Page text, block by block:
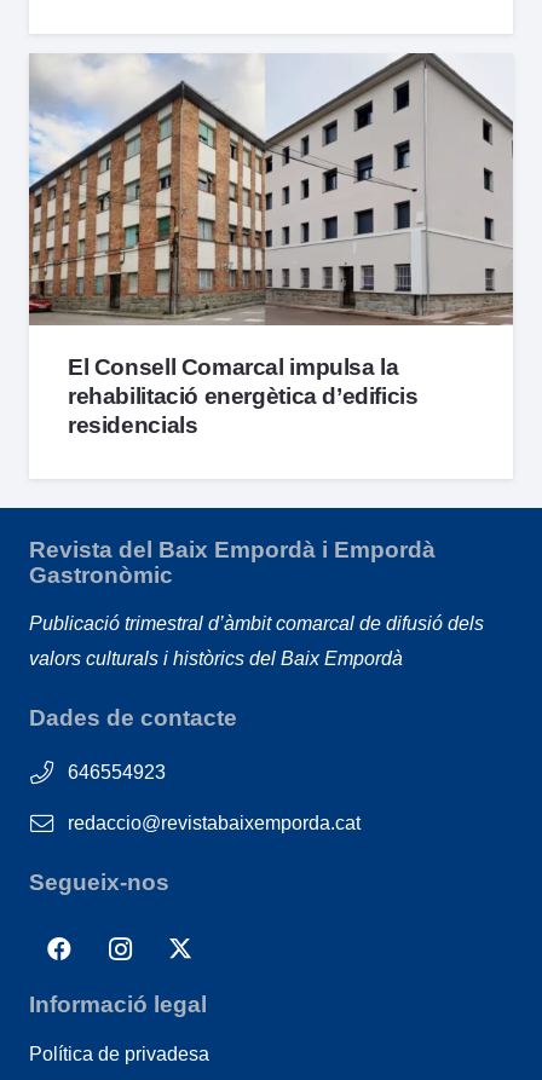
El Consell Comarcal impulsa la
rehabilitació energètica d’edificis
residencials
Revista del Baix Empordà i Empordà
Gastronòmic
Publicació trimestral d’àmbit comarcal de difusió dels
valors culturals i històrics del Baix Empordà
Dades de contacte
646554923
redaccio@revistabaixemporda.cat
Segueix-nos
Informació legal
Política de privadesa